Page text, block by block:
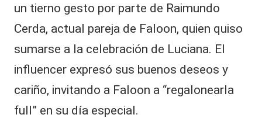
un tierno gesto por parte de Raimundo
Cerda, actual pareja de Faloon, quien quiso
sumarse a la celebración de Luciana. El
influencer expresó sus buenos deseos y
cariño, invitando a Faloon a “regalonearla
full” en su día especial.